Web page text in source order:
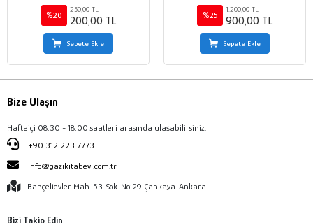
%20
250,00 TL
200,00 TL
Sepete Ekle
%25
1.200,00 TL
900,00 TL
Sepete Ekle
Bize Ulaşın
Haftaiçi 08:30 - 18:00 saatleri arasında ulaşabilirsiniz.
+90 312 223 7773
info@gazikitabevi.com.tr
Bahçelievler Mah. 53. Sok. No:29 Çankaya-Ankara
Bizi Takip Edin